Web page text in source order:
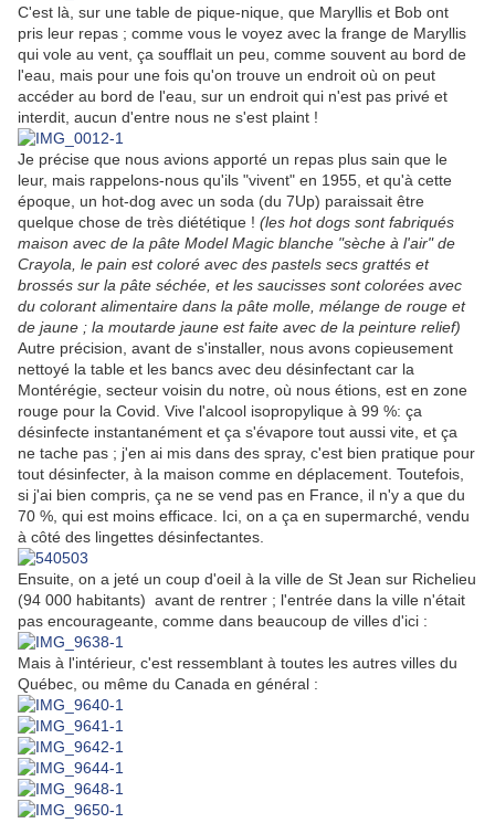
C'est là, sur une table de pique-nique, que Maryllis et Bob ont
pris leur repas ; comme vous le voyez avec la frange de Maryllis
qui vole au vent, ça soufflait un peu, comme souvent au bord de
l'eau, mais pour une fois qu'on trouve un endroit où on peut
accéder au bord de l'eau, sur un endroit qui n'est pas privé et
interdit, aucun d'entre nous ne s'est plaint !
Je précise que nous avions apporté un repas plus sain que le
leur, mais rappelons-nous qu'ils "vivent" en 1955, et qu'à cette
époque, un hot-dog avec un soda (du 7Up) paraissait être
quelque chose de très diététique ! (les hot dogs sont fabriqués
maison avec de la pâte Model Magic blanche "sèche à l'air" de
Crayola, le pain est coloré avec des pastels secs grattés et
brossés sur la pâte séchée, et les saucisses sont colorées avec
du colorant alimentaire dans la pâte molle, mélange de rouge et
de jaune ; la moutarde jaune est faite avec de la peinture relief)
Autre précision, avant de s'installer, nous avons copieusement
nettoyé la table et les bancs avec deu désinfectant car la
Montérégie, secteur voisin du notre, où nous étions, est en zone
rouge pour la Covid. Vive l'alcool isopropylique à 99 %: ça
désinfecte instantanément et ça s'évapore tout aussi vite, et ça
ne tache pas ; j'en ai mis dans des spray, c'est bien pratique pour
tout désinfecter, à la maison comme en déplacement. Toutefois,
si j'ai bien compris, ça ne se vend pas en France, il n'y a que du
70 %, qui est moins efficace. Ici, on a ça en supermarché, vendu
à côté des lingettes désinfectantes.
Ensuite, on a jeté un coup d'oeil à la ville de St Jean sur Richelieu
(94 000 habitants) avant de rentrer ; l'entrée dans la ville n'était
pas encourageante, comme dans beaucoup de villes d'ici :
Mais à l'intérieur, c'est ressemblant à toutes les autres villes du
Québec, ou même du Canada en général :